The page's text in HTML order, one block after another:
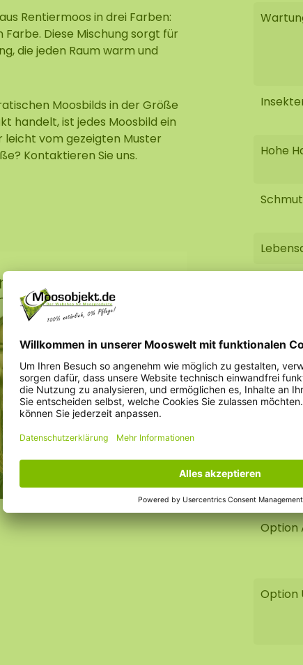
Rentiermoos in drei Farben:
Diese Mischung sorgt für
die jeden Raum warm und
Moosbilds in der Größe
handelt, ist jedes Moosbild ein
leicht vom gezeigten Muster
Kontaktieren Sie uns.
Hohe
Option
Option